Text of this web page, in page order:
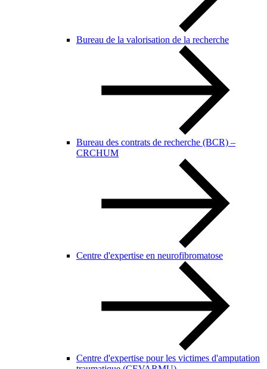
Bureau de la valorisation de la recherche
Bureau des contrats de recherche (BCR) –
CRCHUM
Centre d'expertise en neurofibromatose
Centre d'expertise pour les victimes d'amputation